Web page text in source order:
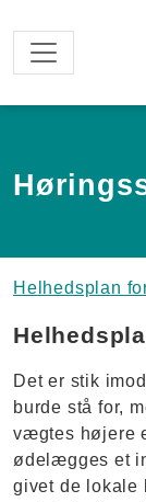
Helhedsplan
Det er stik
burde stå for,
vægtes højere
ødelægges et
givet de lokale